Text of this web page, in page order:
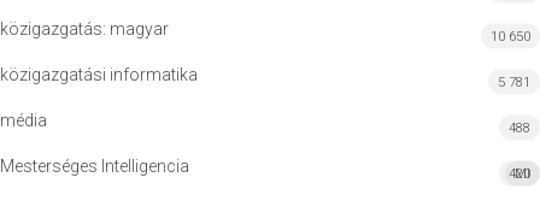
közigazgatás: magyar 10 650
közigazgatási informatika 5 781
média 488
Mesterséges Intelligencia MI
420